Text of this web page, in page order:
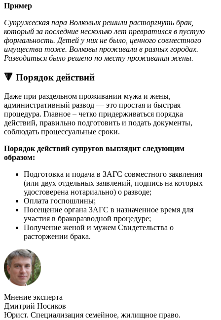
Пример
Супружеская пара Волковых решили расторгнуть брак,
который за последние несколько лет превратился в пустую
формальность. Детей у них не было, ценного совместного
имущества тоже. Волковы проживали в разных городах.
Разводиться было решено по месту проживания жены.
🔻 Порядок действий
Даже при раздельном проживании мужа и жены,
административный развод — это простая и быстрая
процедура. Главное – четко придерживаться порядка
действий, правильно подготовить и подать документы,
соблюдать процессуальные сроки.
Порядок действий супругов выглядит следующим
образом:
Подготовка и подача в ЗАГС совместного заявления
(или двух отдельных заявлений, подпись на которых
удостоверена нотариально) о разводе;
Оплата госпошлины;
Посещение органа ЗАГС в назначенное время для
участия в бракоразводной процедуре;
Получение женой и мужем Свидетельства о
расторжении брака.
Мнение эксперта
Дмитрий Носиков
Юрист. Специализация семейное, жилищное право.